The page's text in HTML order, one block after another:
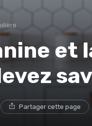
et
Partager cette page